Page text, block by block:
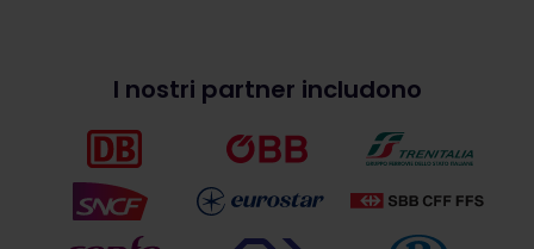
I nostri partner includono